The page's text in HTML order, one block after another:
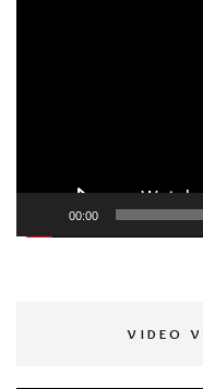
00:00
VIDEO